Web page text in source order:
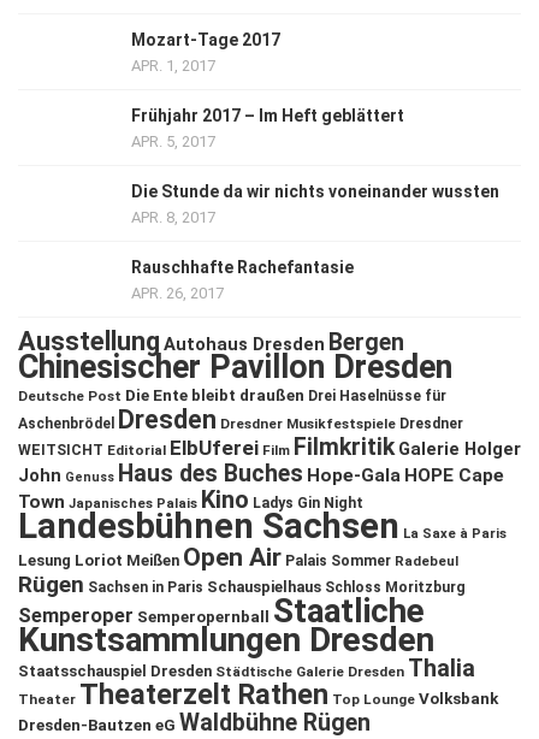
Mozart-Tage 2017
APR. 1, 2017
Frühjahr 2017 – Im Heft geblättert
APR. 5, 2017
Die Stunde da wir nichts voneinander wussten
APR. 8, 2017
Rauschhafte Rachefantasie
APR. 26, 2017
Ausstellung Autohaus Dresden Bergen
Chinesischer Pavillon Dresden
Deutsche Post Die Ente bleibt draußen Drei Haselnüsse für
Aschenbrödel
Dresden Dresdner Musikfestspiele Dresdner
WEITSICHT Editorial ElbUferei Film Filmkritik Galerie Holger
John Genuss Haus des Buches Hope-Gala HOPE Cape
Town Japanisches Palais Kino Ladys Gin Night
Landesbühnen Sachsen La Saxe à Paris
Lesung Loriot Meißen Open Air Palais Sommer Radebeul
Rügen Sachsen in Paris Schauspielhaus Schloss Moritzburg
Semperoper Semperopernball Staatliche
Kunstsammlungen Dresden
Staatsschauspiel Dresden Städtische Galerie Dresden Thalia
Theater Theaterzelt Rathen Top Lounge Volksbank
Dresden-Bautzen eG Waldbühne Rügen